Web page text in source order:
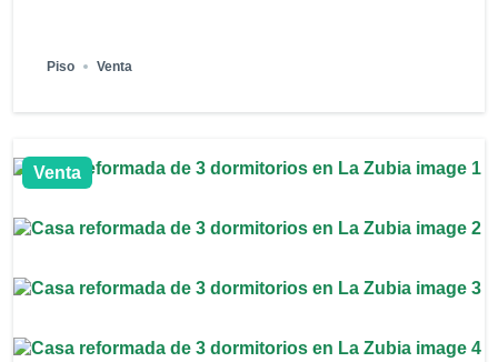
Piso Venta
Venta